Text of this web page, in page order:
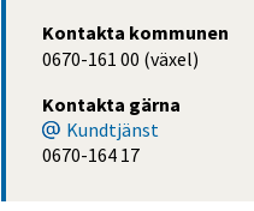
Kontakta kommunen
0670-161 00 (växel)
Kontakta gärna
Kundtjänst
0670-164 17